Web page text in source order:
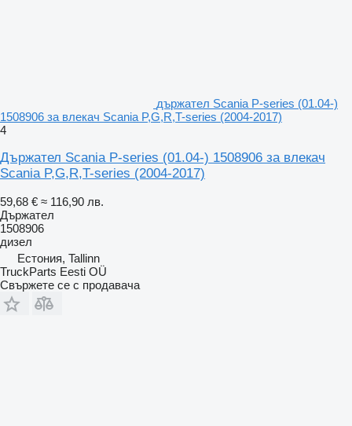
държател Scania P-series (01.04-)
1508906 за влекач Scania P,G,R,T-series (2004-2017)
4
Държател Scania P-series (01.04-) 1508906 за влекач
Scania P,G,R,T-series (2004-2017)
59,68 € ≈ 116,90 лв.
Държател
1508906
дизел
Естония, Tallinn
TruckParts Eesti OÜ
Свържете се с продавача